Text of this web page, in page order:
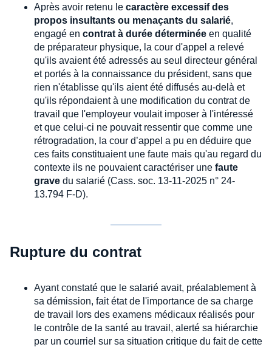
Après avoir retenu le caractère excessif des
propos insultants ou menaçants du salarié,
engagé en contrat à durée déterminée en qualité
de préparateur physique, la cour d'appel a relevé
qu'ils avaient été adressés au seul directeur général
et portés à la connaissance du président, sans que
rien n'établisse qu'ils aient été diffusés au-delà et
qu'ils répondaient à une modification du contrat de
travail que l'employeur voulait imposer à l'intéressé
et que celui-ci ne pouvait ressentir que comme une
rétrogradation, la cour d’appel a pu en déduire que
ces faits constituaient une faute mais qu'au regard du
contexte ils ne pouvaient caractériser une faute
grave du salarié (Cass. soc. 13-11-2025 n° 24-
13.794 F-D).
Rupture du contrat
Ayant constaté que le salarié avait, préalablement à
sa démission, fait état de l'importance de sa charge
de travail lors des examens médicaux réalisés pour
le contrôle de la santé au travail, alerté sa hiérarchie
par un courriel sur sa situation critique du fait de cette